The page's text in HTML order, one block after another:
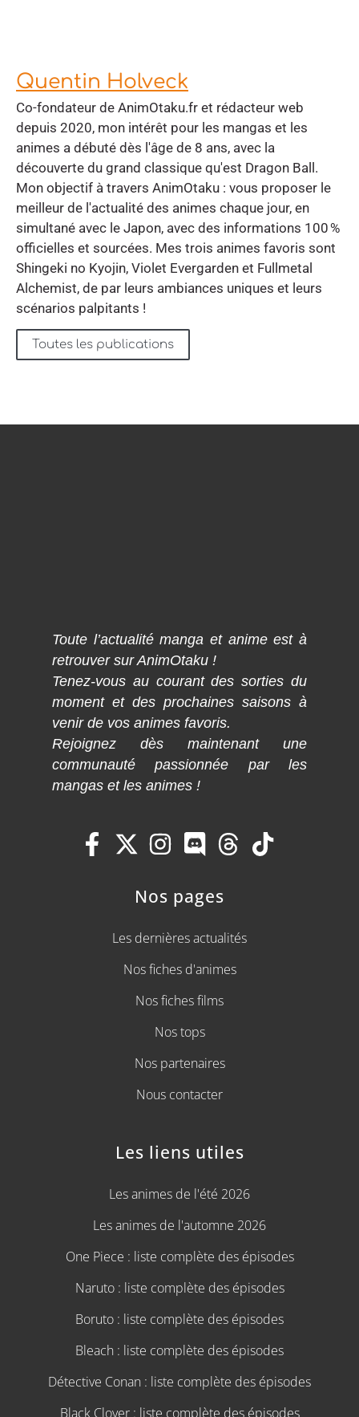
Quentin Holveck
Co-fondateur de AnimOtaku.fr et rédacteur web
depuis 2020, mon intérêt pour les mangas et les
animes a débuté dès l'âge de 8 ans, avec la
découverte du grand classique qu'est Dragon Ball.
Mon objectif à travers AnimOtaku : vous proposer le
meilleur de l'actualité des animes chaque jour, en
simultané avec le Japon, avec des informations 100 %
officielles et sourcées. Mes trois animes favoris sont
Shingeki no Kyojin, Violet Evergarden et Fullmetal
Alchemist, de par leurs ambiances uniques et leurs
scénarios palpitants !
Toutes les publications
Toute l’actualité manga et anime est à
retrouver sur AnimOtaku !
Tenez-vous au courant des sorties du
moment et des prochaines saisons à
venir de vos animes favoris.
Rejoignez dès maintenant une
communauté passionnée par les
mangas et les animes !
Nos pages
Les dernières actualités
Nos fiches d'animes
Nos fiches films
Nos tops
Nos partenaires
Nous contacter
Les liens utiles
Les animes de l'été 2026
Les animes de l'automne 2026
One Piece : liste complète des épisodes
Naruto : liste complète des épisodes
Boruto : liste complète des épisodes
Bleach : liste complète des épisodes
Détective Conan : liste complète des épisodes
Black Clover : liste complète des épisodes